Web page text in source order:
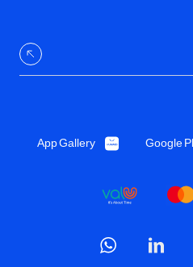
Google
App Gallery